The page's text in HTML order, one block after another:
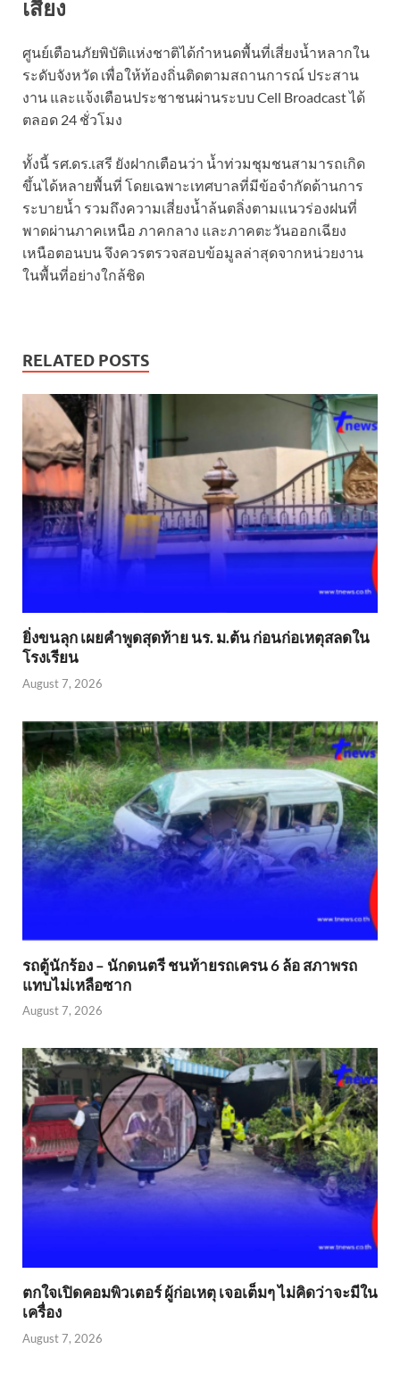
เสี่ยง
ศูนย์เตือนภัยพิบัติแห่งชาติได้กำหนดพื้นที่เสี่ยงน้ำหลากใน
ระดับจังหวัด เพื่อให้ท้องถิ่นติดตามสถานการณ์ ประสาน
งาน และแจ้งเตือนประชาชนผ่านระบบ Cell Broadcast ได้
ตลอด 24 ชั่วโมง
ทั้งนี้ รศ.ดร.เสรี ยังฝากเตือนว่า น้ำท่วมชุมชนสามารถเกิด
ขึ้นได้หลายพื้นที่ โดยเฉพาะเทศบาลที่มีข้อจำกัดด้านการ
ระบายน้ำ รวมถึงความเสี่ยงน้ำล้นตลิ่งตามแนวร่องฝนที่
พาดผ่านภาคเหนือ ภาคกลาง และภาคตะวันออกเฉียง
เหนือตอนบน จึงควรตรวจสอบข้อมูลล่าสุดจากหน่วยงาน
ในพื้นที่อย่างใกล้ชิด
RELATED POSTS
ยิ่งขนลุก เผยคำพูดสุดท้าย นร. ม.ต้น ก่อนก่อเหตุสลดใน
โรงเรียน
August 7, 2026
รถตู้นักร้อง – นักดนตรี ชนท้ายรถเครน 6 ล้อ สภาพรถ
แทบไม่เหลือซาก
August 7, 2026
ตกใจเปิดคอมพิวเตอร์ ผู้ก่อเหตุ เจอเต็มๆ ไม่คิดว่าจะมีใน
เครื่อง
August 7, 2026